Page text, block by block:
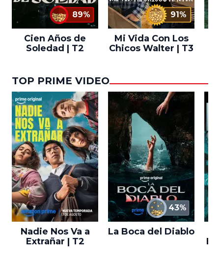
89%
Cien Años de
Soledad | T2
91%
Mi Vida Con Los
Chicos Walter | T3
TOP PRIME VIDEO
Nadie Nos Va a
Extrañar | T2
43%
La Boca del Diablo